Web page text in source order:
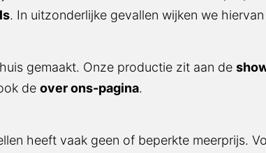
gevallen wijken we hiervan af,
gemaakt. Onze productie zit aan de
over ons-pagina.
heeft vaak geen of beperkte meerprijs.